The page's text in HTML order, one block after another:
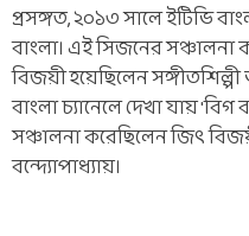
প্রসঙ্গত, ২০১৩ সালে ইটিভি
বাংলা। এই সিজনের সঞ্চালনা
বিজয়ী হয়েছিলেন
বাংলা চ্যানেলে দেখা যায়
সঞ্চালনা করেছিলেন জিৎ
বন্দ্যোপাধ্যায়।